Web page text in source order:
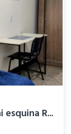
R...